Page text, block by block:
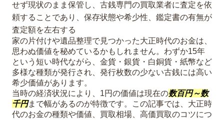
せず現状のまま保管し、古銭専門の買取業者に査定を依
頼することであり、保存状態や希少性、鑑定書の有無が
査定額を左右する
家の片付けや遺品整理で見つかった大正時代のお金は、
思わぬ価値を秘めているかもしれません。わずか15年
という短い時代ながら、金貨・銀貨・白銅貨・紙幣など
多様な種類が発行され、発行枚数の少ない古銭には高い
希少価値があります。
当時の経済状況により、1円の価値は現在の数百円～数
千円まで幅があるのが特徴です。この記事では、大正時
代のお金の種類や価値、買取相場、高価買取のコツにつ